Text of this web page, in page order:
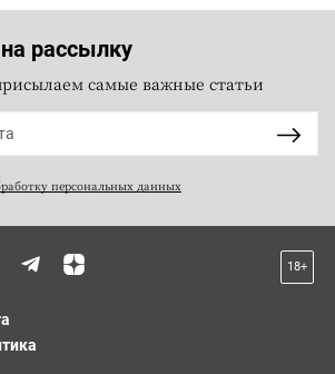
рассылку
самые важные статьи
персональных данных
18+